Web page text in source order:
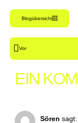
Blogübersicht
Vor
EIN
Sören sagt: